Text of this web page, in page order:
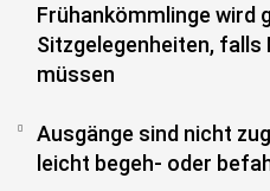
Frühankömmlinge wird
Sitzgelegenheiten,
müssen
Ausgänge sind nicht
leicht begeh- oder